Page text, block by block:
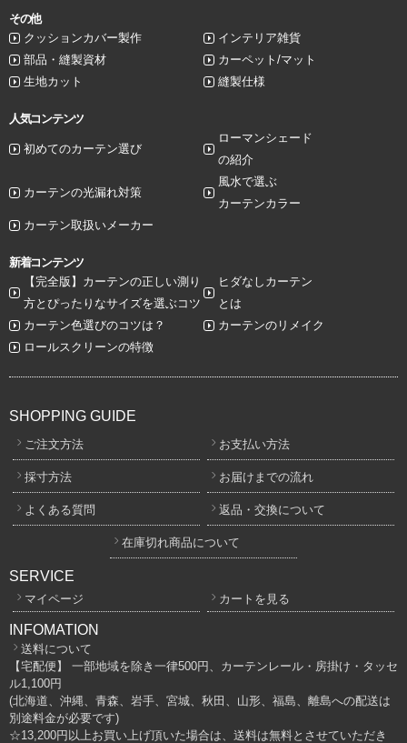
その他
クッションカバー製作
インテリア雑貨
部品・縫製資材
カーペット/マット
生地カット
縫製仕様
人気コンテンツ
初めてのカーテン選び
ローマンシェード
の紹介
カーテンの光漏れ対策
風水で選ぶ
カーテンカラー
カーテン取扱いメーカー
新着コンテンツ
【完全版】カーテンの正しい測り
方とぴったりなサイズを選ぶコツ
ヒダなしカーテン
とは
カーテン色選びのコツは？
カーテンのリメイク
ロールスクリーンの特徴
SHOPPING GUIDE
ご注文方法 お支払い方法
採寸方法 お届けまでの流れ
よくある質問 返品・交換について
在庫切れ商品について
SERVICE
マイページ カートを見る
INFOMATION
送料について
【宅配便】 一部地域を除き一律500円、カーテンレール・房掛け・タッセ
ル1,100円
(北海道、沖縄、青森、岩手、宮城、秋田、山形、福島、離島への配送は
別途料金が必要です)
☆13,200円以上お買い上げ頂いた場合は、送料は無料とさせていただき